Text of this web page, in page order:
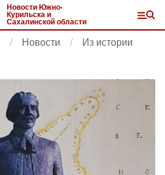
Новости Южно-
Курильска и
Сахалинской области
Новости
Из истории